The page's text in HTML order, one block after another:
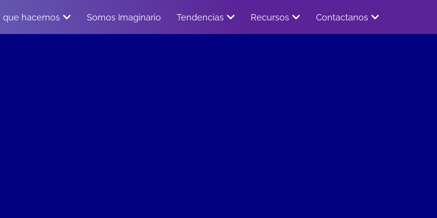
que hacemos Somos Imaginario Tendencias Recursos Contactanos